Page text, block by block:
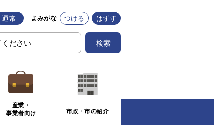
通常 よみがな つける はずす
検索
産業・
事業者向け
市政・市の紹介